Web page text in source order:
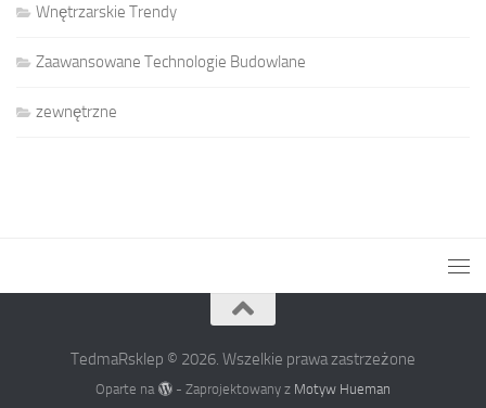
Wnętrzarskie Trendy
Zaawansowane Technologie Budowlane
zewnętrzne
TedmaRsklep © 2026. Wszelkie prawa zastrzeżone
Oparte na - Zaprojektowany z Motyw Hueman